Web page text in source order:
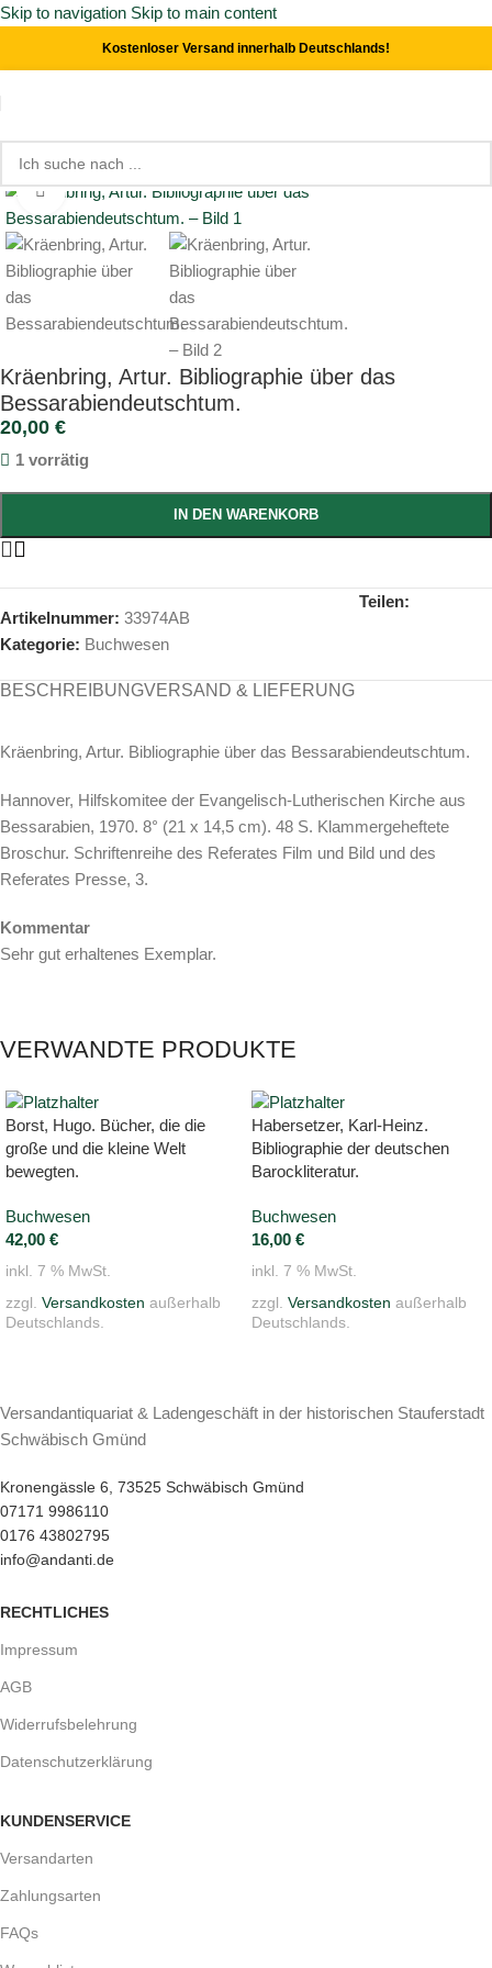
Skip to navigation Skip to main content
Kostenloser Versand innerhalb Deutschlands!
Start/ Buchwesen
Click to enlarge
Kräenbring, Artur. Bibliographie über das
Bessarabiendeutschtum.
20,00 €
1 vorrätig
IN DEN WARENKORB
Artikelnummer: 33974AB
Kategorie: Buchwesen
Teilen:
BESCHREIBUNGVERSAND & LIEFERUNG
Kräenbring, Artur. Bibliographie über das Bessarabiendeutschtum.
Hannover, Hilfskomitee der Evangelisch-Lutherischen Kirche aus
Bessarabien, 1970. 8° (21 x 14,5 cm). 48 S. Klammergeheftete
Broschur. Schriftenreihe des Referates Film und Bild und des
Referates Presse, 3.
Kommentar
Sehr gut erhaltenes Exemplar.
VERWANDTE PRODUKTE
Borst, Hugo. Bücher, die die
große und die kleine Welt
bewegten.
Buchwesen
42,00 €
inkl. 7 % MwSt.
zzgl. Versandkosten außerhalb
Deutschlands.
Habersetzer, Karl-Heinz.
Bibliographie der deutschen
Barockliteratur.
Buchwesen
16,00 €
inkl. 7 % MwSt.
zzgl. Versandkosten außerhalb
Deutschlands.
Versandantiquariat & Ladengeschäft in der historischen Stauferstadt
Schwäbisch Gmünd
Kronengässle 6, 73525 Schwäbisch Gmünd
07171 9986110
0176 43802795
info@andanti.de
RECHTLICHES
Impressum
AGB
Widerrufsbelehrung
Datenschutzerklärung
KUNDENSERVICE
Versandarten
Zahlungsarten
FAQs